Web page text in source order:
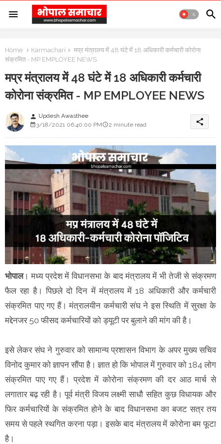
Home Karmachari
मप्र मंत्रालय में 48 घंटे में 18 अधिकारी कर्मचारी कोरोना
संक्रमित - MP EMPLOYEE NEWS
मप्र मंत्रालय में 48 घंटे में 18 अधिकारी कर्मचारी
कोरोना संक्रमित - MP EMPLOYEE NEWS
person Updesh Awasthee
3/18/2021 06:40:00 PM
2 minute read share
भोपाल। मध्य प्रदेश में विधानसभा के बाद मंत्रालय में भी तेजी से संक्रमण
फैल रहा है। पिछले दो दिन में मंत्रालय में 18 अधिकारी और कर्मचारी
संक्रमित पाए गए हैं। मंत्रालयीन कर्मचारी संघ ने इस स्थिति में सुरक्षा के
मद्देनजर 50 फीसद कर्मचारियों को ड्यूटी पर बुलाने की मांग की है।
इसे लेकर संघ ने गुरुवार को सामान्य प्रशासन विभाग के अपर मुख्य सचिव
विनोद कुमार को ज्ञापन सौंपा है। ज्ञात हो कि भोपाल में गुरुवार को 184 लोग
संक्रमित पाए गए हैं। प्रदेश में कोरोना संक्रमण की दर आठ मार्च से
लगातार बढ़ रही है। पूर्व मंत्री विजय लक्ष्मी साधौ सहित कुछ विधायक और
फिर कर्मचारियों के संक्रमित होने के बाद विधानसभा का बजट सत्र तय
समय से पहले स्थगित करना पड़ा। इसके बाद मंत्रालय में कोरोना बम फूटा
है।